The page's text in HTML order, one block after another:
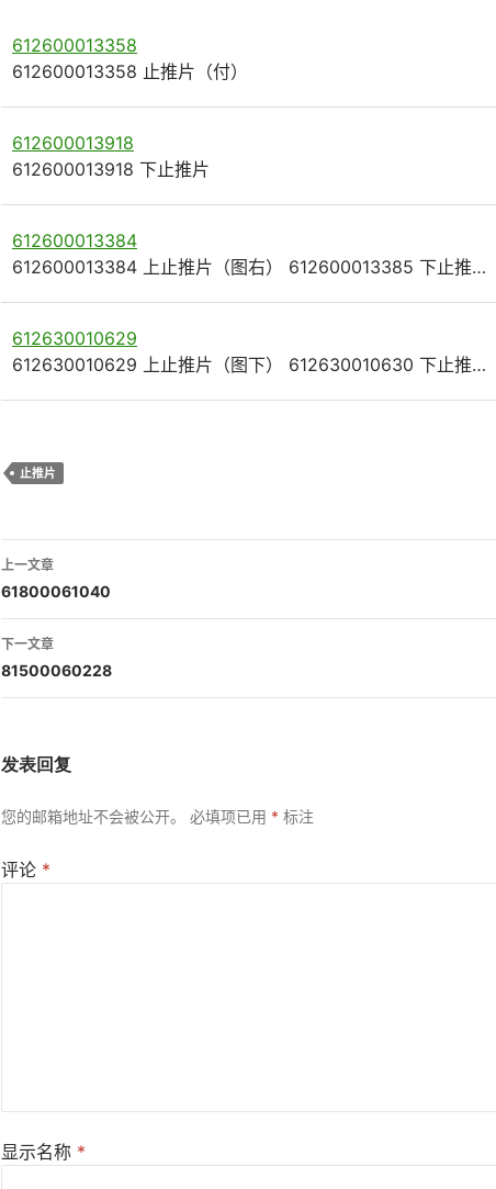
612600013358
612600013358 止推片（付）
612600013918
612600013918 下止推片
612600013384
612600013384 上止推片（图右） 612600013385 下止推…
612630010629
612630010629 上止推片（图下） 612630010630 下止推…
止推片
文
章
导
航
上一文章
61800061040
下一文章
81500060228
发表回复
您的邮箱地址不会被公开。 必填项已用 * 标注
评论 *
显示名称 *